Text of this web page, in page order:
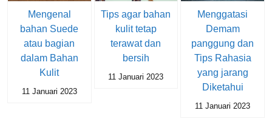
Mengenal
bahan Suede
atau bagian
dalam Bahan
Kulit
11 Januari 2023
Tips agar bahan
kulit tetap
terawat dan
bersih
11 Januari 2023
Menggatasi
Demam
panggung dan
Tips Rahasia
yang jarang
Diketahui
11 Januari 2023